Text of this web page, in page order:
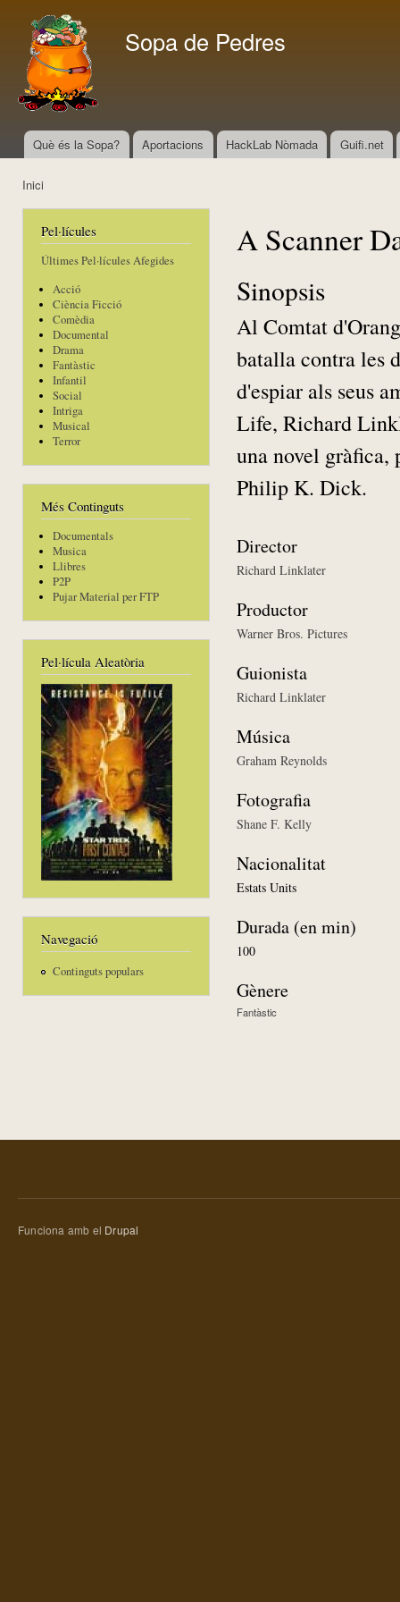
Sopa de Pedres
Menú principal
Què és la Sopa? Aportacions HackLab Nòmada Guifi.net
Inici
Pel·lícules
Últimes Pel·lícules Afegides
Acció
Ciència Ficció
Comèdia
Documental
Drama
Fantàstic
Infantil
Social
Intriga
Musical
Terror
Més Continguts
Documentals
Musica
Llibres
P2P
Pujar Material per FTP
Pel·lícula Aleatòria
Navegació
Continguts populars
A Scanner
Sinopsis
Al Comtat
batalla contra les
d'espiar als seus
Life, Richard
una novel gràfica,
Philip K. Dick.
Director
Richard Linklater
Productor
Warner Bros. Pictures
Guionista
Richard Linklater
Música
Graham Reynolds
Fotografia
Shane F. Kelly
Nacionalitat
Estats Units
Durada (en min)
100
Gènere
Fantàstic
Funciona amb el Drupal